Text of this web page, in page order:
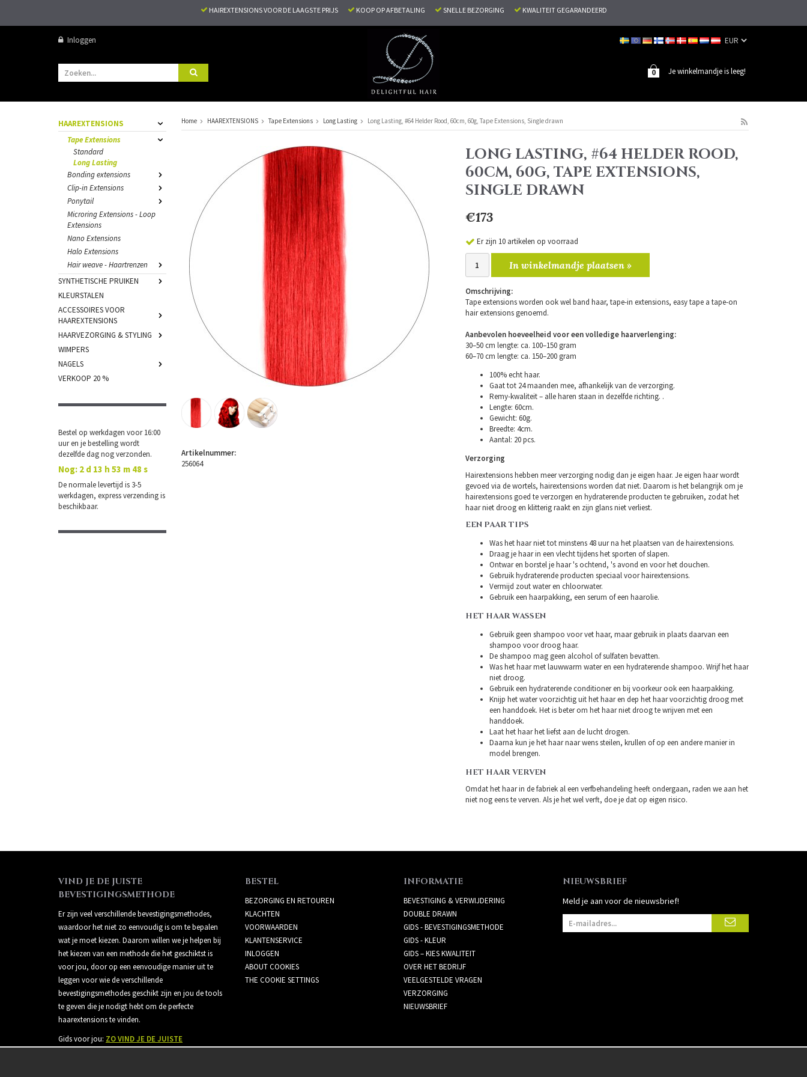
HAIREXTENSIONS VOOR DE LAAGSTE PRIJS KOOP OP AFBETALING SNELLE BEZORGING KWALITEIT GEGARANDEERD
Inloggen
Je winkelmandje is leeg!
0
HAAREXTENSIONS
Tape Extensions
Standard
Long Lasting
Bonding extensions
Clip-in Extensions
Ponytail
Microring Extensions - Loop
Extensions
Nano Extensions
Halo Extensions
Hair weave - Haartrenzen
SYNTHETISCHE PRUIKEN
KLEURSTALEN
ACCESSOIRES VOOR
HAAREXTENSIONS
HAARVEZORGING & STYLING
WIMPERS
NAGELS
VERKOOP 20 %
Bestel op werkdagen voor 16:00
uur en je bestelling wordt
dezelfde dag nog verzonden.
Nog: 2 d 13 h 53 m 47 s
De normale levertijd is 3-5
werkdagen, express verzending is
beschikbaar.
Home HAAREXTENSIONS Tape Extensions Long Lasting Long Lasting, #64 Helder Rood, 60cm, 60g, Tape Extensions, Single drawn
LONG LASTING, #64 HELDER ROOD,
60CM, 60G, TAPE EXTENSIONS,
SINGLE DRAWN
€173
Er zijn 10 artikelen op voorraad
In winkelmandje plaatsen »
Omschrijving:
Tape extensions worden ook wel band haar, tape-in extensions, easy tape a tape-on
hair extensions genoemd.
Aanbevolen hoeveelheid voor een volledige haarverlenging:
30–50 cm lengte: ca. 100–150 gram
60–70 cm lengte: ca. 150–200 gram
100% echt haar.
Gaat tot 24 maanden mee, afhankelijk van de verzorging.
Remy-kwaliteit – alle haren staan in dezelfde richting. .
Lengte: 60cm.
Gewicht: 60g.
Breedte: 4cm.
Aantal: 20 pcs.
Verzorging
Hairextensions hebben meer verzorging nodig dan je eigen haar. Je eigen haar wordt
gevoed via de wortels, hairextensions worden dat niet. Daarom is het belangrijk om je
hairextensions goed te verzorgen en hydraterende producten te gebruiken, zodat het
haar niet droog en klitterig raakt en zijn glans niet verliest.
EEN PAAR TIPS
Was het haar niet tot minstens 48 uur na het plaatsen van de hairextensions.
Draag je haar in een vlecht tijdens het sporten of slapen.
Ontwar en borstel je haar 's ochtend, 's avond en voor het douchen.
Gebruik hydraterende producten speciaal voor hairextensions.
Vermijd zout water en chloorwater.
Gebruik een haarpakking, een serum of een haarolie.
HET HAAR WASSEN
Gebruik geen shampoo voor vet haar, maar gebruik in plaats daarvan een
shampoo voor droog haar.
De shampoo mag geen alcohol of sulfaten bevatten.
Was het haar met lauwwarm water en een hydraterende shampoo. Wrijf het haar
niet droog.
Gebruik een hydraterende conditioner en bij voorkeur ook een haarpakking.
Knijp het water voorzichtig uit het haar en dep het haar voorzichtig droog met
een handdoek. Het is beter om het haar niet droog te wrijven met een
handdoek.
Laat het haar het liefst aan de lucht drogen.
Daarna kun je het haar naar wens steilen, krullen of op een andere manier in
model brengen.
HET HAAR VERVEN
Omdat het haar in de fabriek al een verfbehandeling heeft ondergaan, raden we aan het
niet nog eens te verven. Als je het wel verft, doe je dat op eigen risico.
Artikelnummer:
256064
VIND JE DE JUISTE
BEVESTIGINGSMETHODE
Er zijn veel verschillende bevestigingsmethodes,
waardoor het niet zo eenvoudig is om te bepalen
wat je moet kiezen. Daarom willen we je helpen bij
het kiezen van een methode die het geschiktst is
voor jou, door op een eenvoudige manier uit te
leggen voor wie de verschillende
bevestigingsmethodes geschikt zijn en jou de tools
te geven die je nodigt hebt om de perfecte
haarextensions te vinden.
Gids voor jou: ZO VIND JE DE JUISTE
BESTEL
BEZORGING EN RETOUREN
KLACHTEN
VOORWAARDEN
KLANTENSERVICE
INLOGGEN
ABOUT COOKIES
THE COOKIE SETTINGS
INFORMATIE
BEVESTIGING & VERWIJDERING
DOUBLE DRAWN
GIDS - BEVESTIGINGSMETHODE
GIDS - KLEUR
GIDS – KIES KWALITEIT
OVER HET BEDRIJF
VEELGESTELDE VRAGEN
VERZORGING
NIEUWSBRIEF
NIEUWSBRIEF
Meld je aan voor de nieuwsbrief!